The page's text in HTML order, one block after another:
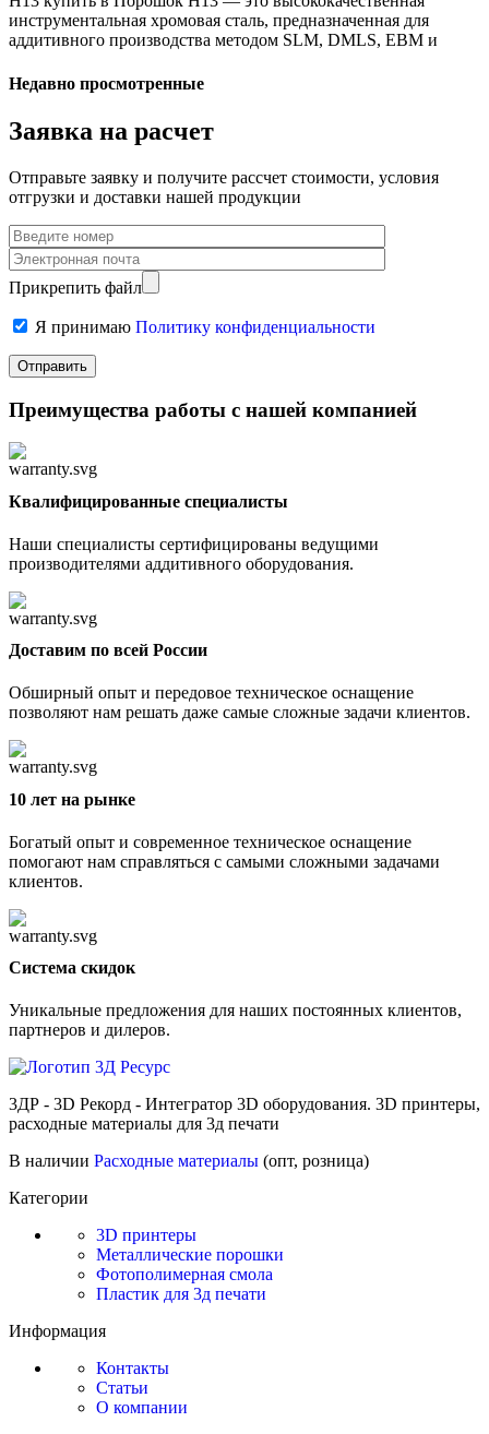
инструментальная хромовая сталь, предназначенная для
аддитивного производства методом SLM, DMLS, EBM и
Недавно просмотренные
Заявка на расчет
Отправьте заявку и получите рассчет стоимости, условия
отгрузки и доставки нашей продукции
Прикрепить файл
Я принимаю Политику конфиденциальности
Преимущества работы с нашей компанией
Квалифицированные специалисты
Наши специалисты сертифицированы ведущими
производителями аддитивного оборудования.
Доставим по всей России
Обширный опыт и передовое техническое оснащение
позволяют нам решать даже самые сложные задачи клиентов.
10 лет на рынке
Богатый опыт и современное техническое оснащение
помогают нам справляться с самыми сложными задачами
клиентов.
Cистема скидок
Уникальные предложения для наших постоянных клиентов,
партнеров и дилеров.
3ДР - 3D Рекорд - Интегратор 3D оборудования. 3D принтеры,
расходные материалы для 3д печати
В наличии Расходные материалы (опт, розница)
Категории
3D принтеры
Металлические порошки
Фотополимерная смола
Пластик для 3д печати
Информация
Контакты
Статьи
О компании